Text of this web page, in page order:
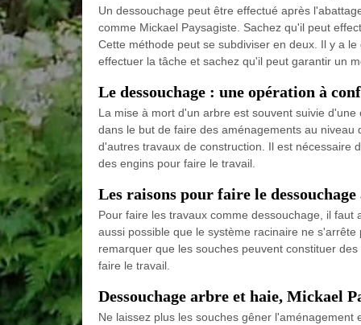
Un dessouchage peut être effectué après
comme Mickael Paysagiste. Sachez qu'il peut
Cette méthode peut se subdiviser en deux. Il y a
effectuer la tâche et sachez qu'il peut garantir un
Le dessouchage : une opération à
La mise à mort d'un arbre est souvent suivie
dans le but de faire des aménagements au
d'autres travaux de construction. Il est nécessaire
des engins pour faire le travail.
Les raisons pour faire le
Pour faire les travaux comme dessouchage, il
aussi possible que le système racinaire ne
remarquer que les souches peuvent constituer
faire le travail.
Dessouchage arbre et haie, Mickael
Ne laissez plus les souches gêner